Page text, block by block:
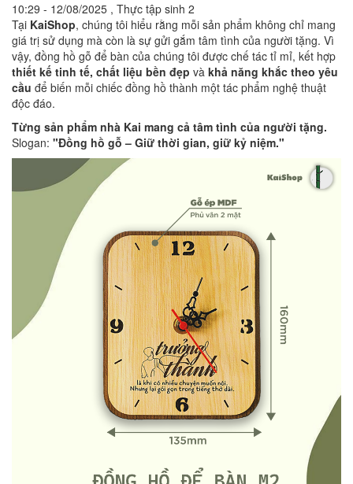
10:29 - 12/08/2025 , Thực tập sinh 2
Tại KaiShop, chúng tôi hiểu rằng mỗi sản phẩm không chỉ mang
giá trị sử dụng mà còn là sự gửi gắm tâm tình của người tặng. Vì
vậy, đồng hồ gỗ để bàn của chúng tôi được chế tác tỉ mỉ, kết hợp
thiết kế tinh tế, chất liệu bền đẹp và khả năng khắc theo yêu
cầu để biến mỗi chiếc đồng hồ thành một tác phẩm nghệ thuật
độc đáo.
Từng sản phẩm nhà Kai mang cả tâm tình của người tặng.
Slogan: "Đồng hồ gỗ – Giữ thời gian, giữ kỷ niệm."